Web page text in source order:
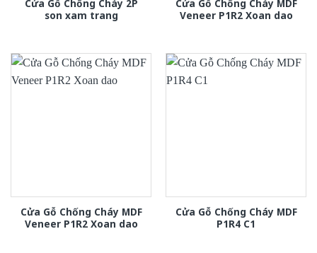
Cửa Gỗ Chống Cháy 2P
son xam trang
Cửa Gỗ Chống Cháy MDF
Veneer P1R2 Xoan dao
Cửa Gỗ Chống Cháy MDF
Veneer P1R2 Xoan dao
Cửa Gỗ Chống Cháy MDF
P1R4 C1